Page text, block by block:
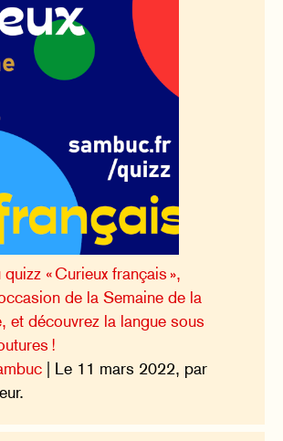
« Curieux français »,
de la Semaine de la
et découvrez la langue sous
!
| Le 11 mars 2022, par